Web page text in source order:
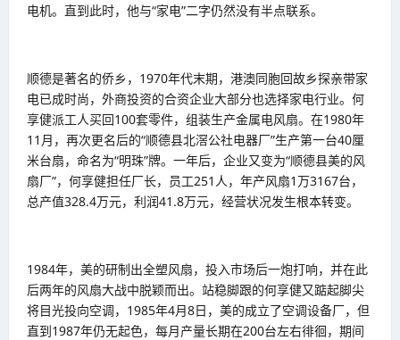
电机。直到此时，他与“家电”二字仍然没有半点联系。
顺德是著名的侨乡，1970年代末期，港澳同胞回故乡探亲带家
电已成时尚，外商投资的合资企业大部分也选择家电行业。何
享健派工人买回100套零件，组装生产金属电风扇。在1980年
11月，再次更名后的“顺德县北滘公社电器厂”生产第一台40厘
米台扇，命名为“明珠”牌。一年后，企业又变为“顺德县美的风
扇厂”，何享健担任厂长，员工251人，年产风扇1万3167台，
总产值328.4万元，利润41.8万元，经营状况发生根本转变。
1984年，美的研制出全塑风扇，投入市场后一炮打响，并在此
后两年的风扇大战中脱颖而出。站稳脚跟的何享健又踮起脚尖
将目光投向空调，1985年4月8日，美的成立了空调设备厂，但
直到1987年仍无起色，每月产量长期在200台左右徘徊，期间